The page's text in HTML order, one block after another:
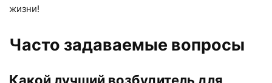
жизни!
Часто задаваемые вопросы